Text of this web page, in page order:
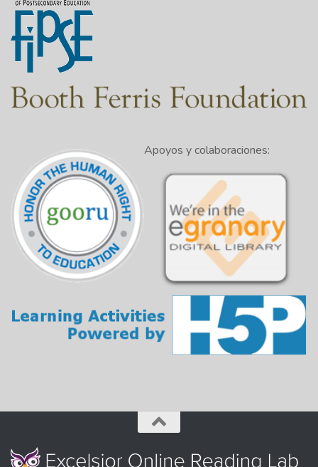
Apoyos y colaboraciones: